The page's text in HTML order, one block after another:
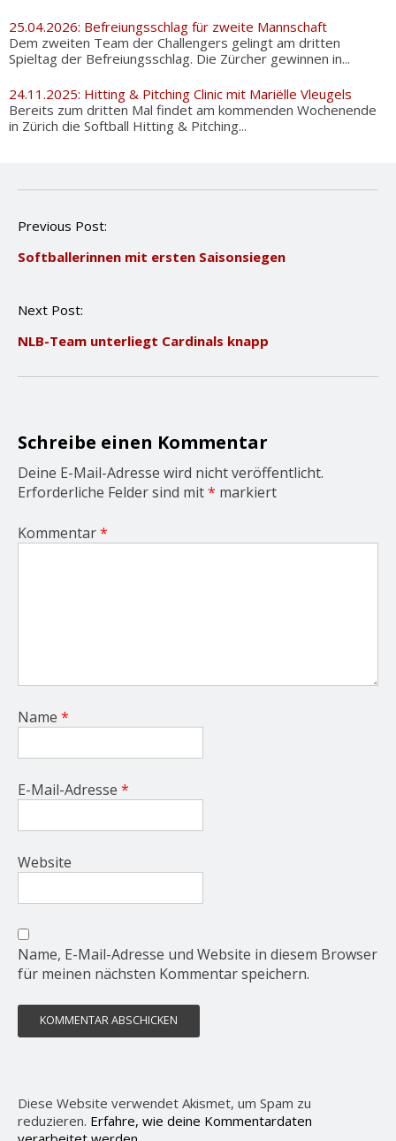
25.04.2026: Befreiungsschlag für zweite Mannschaft
Dem zweiten Team der Challengers gelingt am dritten
Spieltag der Befreiungsschlag. Die Zürcher gewinnen in...
24.11.2025: Hitting & Pitching Clinic mit Mariëlle Vleugels
Bereits zum dritten Mal findet am kommenden Wochenende
in Zürich die Softball Hitting & Pitching...
P
s
a
i
o
n
Previous Post:
Softballerinnen mit ersten Saisonsiegen
Next Post:
NLB-Team unterliegt Cardinals knapp
Schreibe einen Kommentar
Deine E-Mail-Adresse wird nicht veröffentlicht.
Erforderliche Felder sind mit* markiert
Kommentar*
Name *
E-Mail-Adresse *
Website
Name, E-Mail-Adresse und Website in diesem Browser
für meinen nächsten Kommentar speichern.
Diese Website verwendet Akismet, um Spam zu
reduzieren. Erfahre, wie deine Kommentardaten